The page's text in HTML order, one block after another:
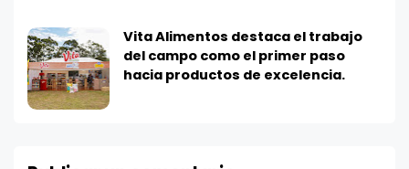
Vita Alimentos destaca el trabajo
del campo como el primer paso
hacia productos de excelencia.